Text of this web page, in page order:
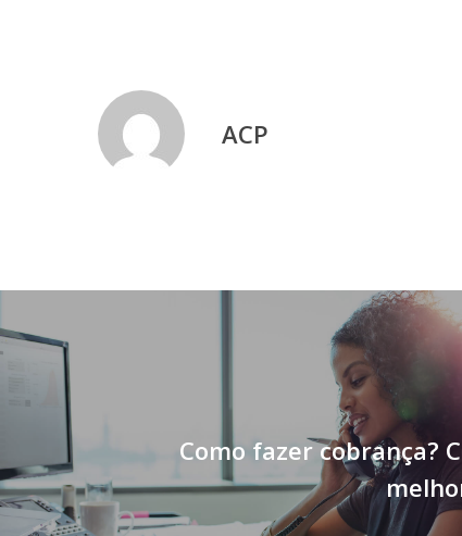
ACP
Como fazer cobrança?